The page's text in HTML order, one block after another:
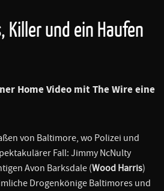
und ein Haufen
Home Video mit The Wire eine
von Baltimore, wo Polizei und
Fall: Jimmy NcNulty
Avon Barksdale (Wood Harris)
Drogenkönige Baltimores und